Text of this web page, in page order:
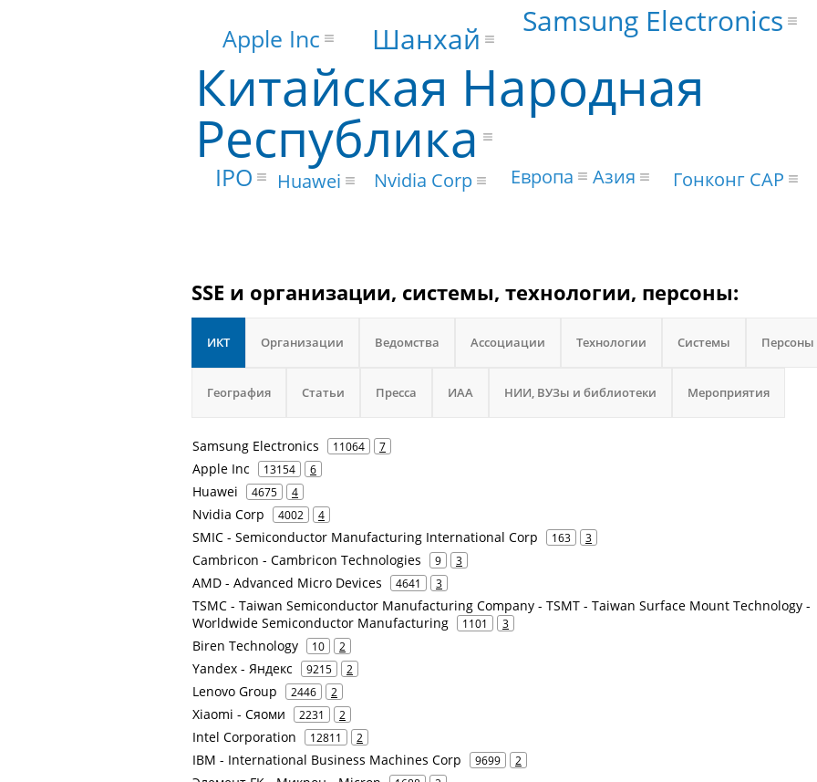
Китайская Народная
Республика
Samsung Electronics
Шанхай
Apple Inc
IPO Huawei Nvidia Corp Европа Азия Гонконг САР
SSE и организации, системы, технологии, персоны:
ИКТ Организации Ведомства Ассоциации Технологии Системы Персоны
География Статьи Пресса ИАА НИИ, ВУЗы и библиотеки Мероприятия
Samsung Electronics 11064 7
Apple Inc 13154 6
Huawei 4675 4
Nvidia Corp 4002 4
SMIC - Semiconductor Manufacturing International Corp 163 3
Cambricon - Cambricon Technologies 9 3
AMD - Advanced Micro Devices 4641 3
TSMC - Taiwan Semiconductor Manufacturing Company - TSMT - Taiwan Surface Mount Technology -
Worldwide Semiconductor Manufacturing
1101 3
Biren Technology 10 2
Yandex - Яндекс 9215 2
Lenovo Group 2446 2
Xiaomi - Сяоми 2231 2
Intel Corporation 12811 2
IBM - International Business Machines Corp 9699 2